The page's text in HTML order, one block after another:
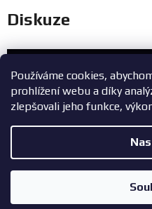
Používáme cookies,
prohlížení webu a díky
zlepšovali jeho funkce,
Diskuze
+420
Copyright 2026